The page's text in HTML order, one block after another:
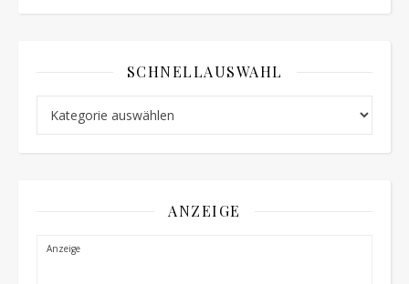
SCHNELLAUSWAHL
ANZEIGE